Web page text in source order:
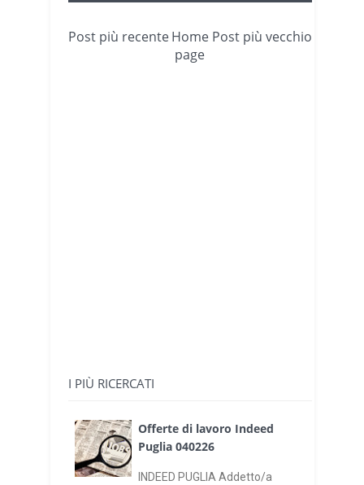
Post più recente Post più vecchio
Home
page
I PIÙ RICERCATI
Offerte di lavoro Indeed
Puglia 040226
INDEED PUGLIA Addetto/a